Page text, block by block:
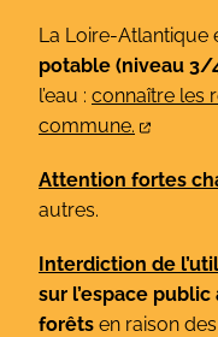
contenu
La Loire-Atlantique
potable (niveau 3/
l’eau : connaître les
commune.
Attention fortes
autres.
Interdiction de
sur l’espace
forêts en raison